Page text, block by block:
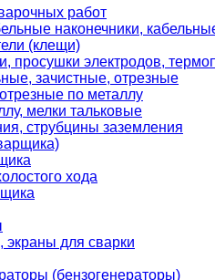
работ
наконечники,
(клещи)
просушки электродов,
зачистные, отрезные
по металлу
мелки тальковые
струбцины заземления
хода
для сварки
(бензогенераторы)